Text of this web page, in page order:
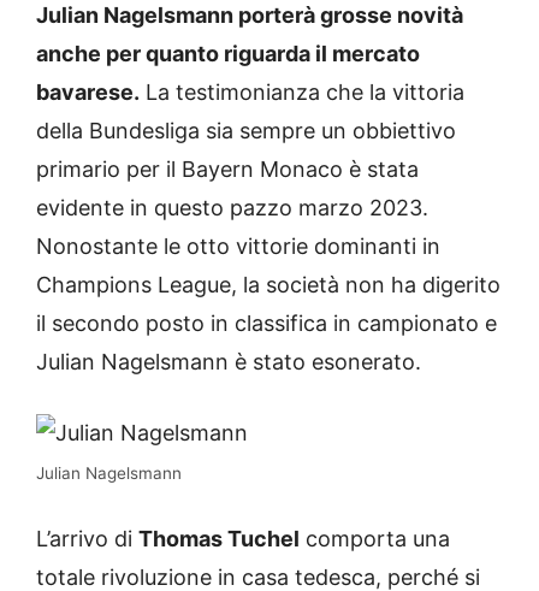
Julian Nagelsmann porterà grosse novità
anche per quanto riguarda il mercato
bavarese. La testimonianza che la vittoria
della Bundesliga sia sempre un obbiettivo
primario per il Bayern Monaco è stata
evidente in questo pazzo marzo 2023.
Nonostante le otto vittorie dominanti in
Champions League, la società non ha digerito
il secondo posto in classifica in campionato e
Julian Nagelsmann è stato esonerato.
Julian Nagelsmann
L’arrivo di Thomas Tuchel comporta una
totale rivoluzione in casa tedesca, perché si